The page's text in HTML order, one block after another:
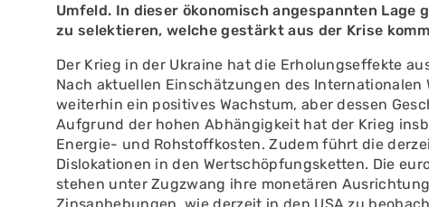
Umfeld. In dieser ökonomisch angespannten Lage
zu selektieren, welche gestärkt aus der Krise
Der Krieg in der Ukraine hat die Erholungseffekte
Nach aktuellen Einschätzungen des
weiterhin ein positives Wachstum, aber dessen
Aufgrund der hohen Abhängigkeit hat der Krieg
Energie- und Rohstoffkosten. Zudem führt die
Dislokationen in den Wertschöpfungsketten. Die
stehen unter Zugzwang ihre monetären